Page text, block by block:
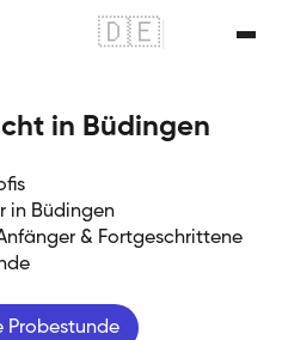
🇩🇪
in Büdingen
in Büdingen
& Fortgeschrittene
Probestunde